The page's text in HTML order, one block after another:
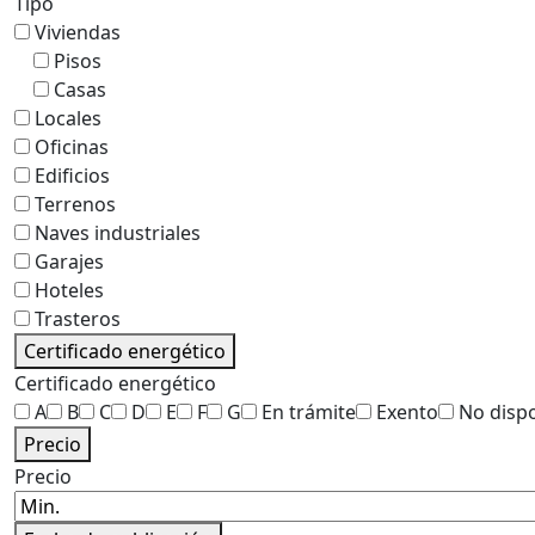
Viviendas
Pisos
Casas
Locales
Oficinas
Edificios
Terrenos
Naves industriales
Garajes
Hoteles
Trasteros
Certificado energético
Certificado energético
A
B C D E F G En trámite Exento
No
Precio
Precio